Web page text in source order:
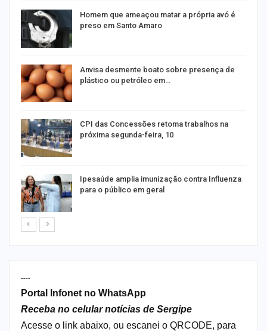
Homem que ameaçou matar a própria avó é
preso em Santo Amaro
Anvisa desmente boato sobre presença de
plástico ou petróleo em…
CPI das Concessões retoma trabalhos na
próxima segunda-feira, 10
Ipesaúde amplia imunização contra Influenza
para o público em geral
----
Portal Infonet no WhatsApp
Receba no celular notícias de Sergipe
Acesse o link abaixo, ou escanei o QRCODE, para